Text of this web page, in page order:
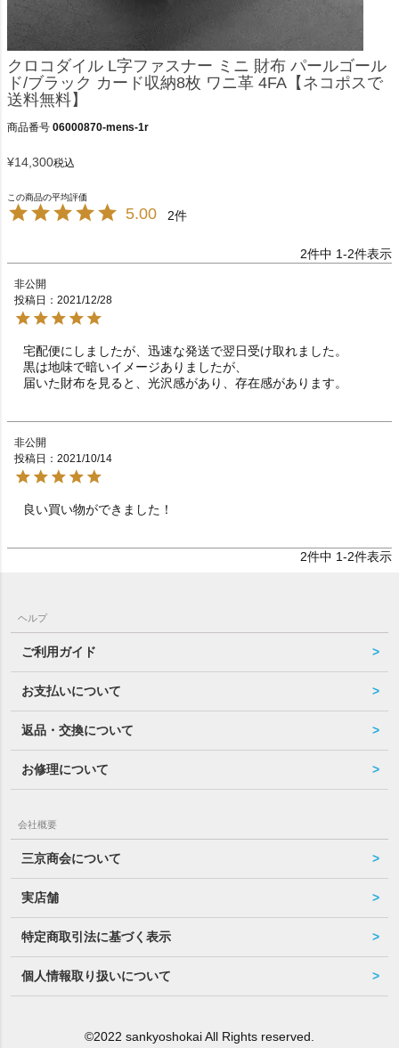
クロコダイル L字ファスナー ミニ 財布 パールゴール
ド/ブラック カード収納8枚 ワニ革 4FA【ネコポスで
送料無料】
商品番号 06000870-mens-1r
¥14,300税込
5.00 2
2件中 1-2件表示
非公開
投稿日
2021/12/28
宅配便にしましたが、迅速な発送で翌日受け取れました。
黒は地味で暗いイメージありましたが、
非公開
投稿日
2021/10/14
良い買い物ができました！
2件中 1-2件表示
ヘルプ
ご利用ガイド
お支払いについて
返品・交換について
お修理について
会社概要
三京商会について
実店舗
特定商取引法に基づく表示
個人情報取り扱いについて
©2022 sankyoshokai All Rights reserved.